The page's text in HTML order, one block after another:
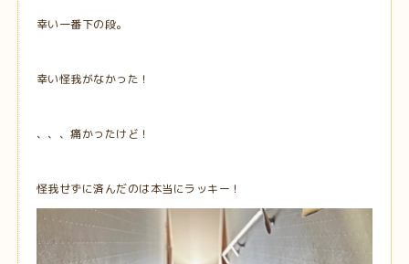
幸い一番下の段。
幸い怪我がなかった！
、、、痛かったけど！
怪我せずに済んだのは本当にラッキー！